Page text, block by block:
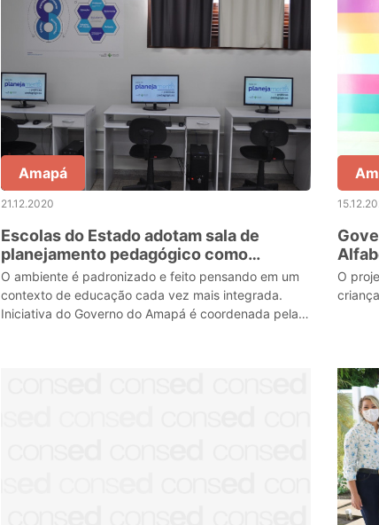
Amapá
21.12.2020
Escolas do Estado adotam sala de
planejamento pedagógico como
estratégia inovadora do ensino-
aprendizagem amapaense
O ambiente é padronizado e feito pensando em um
contexto de educação cada vez mais integrada.
Iniciativa do Governo do Amapá é coordenada pela
O